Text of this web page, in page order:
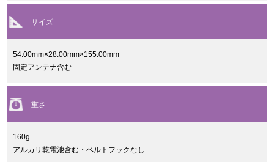
サイズ
54.00mm×28.00mm×155.00mm
固定アンテナ含む
重さ
160g
アルカリ乾電池含む・ベルトフックなし